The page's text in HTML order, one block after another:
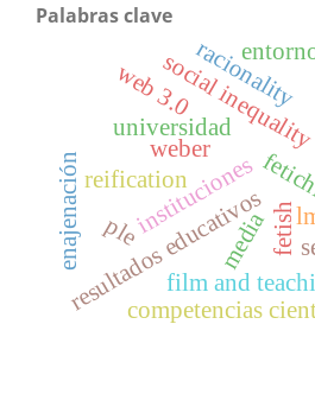
Palabras clave
universidad
resultados educativos
social inequality
racionality
weber
instituciones fetish
reification
enajenación media
film and
competencias
ple
web 3.0